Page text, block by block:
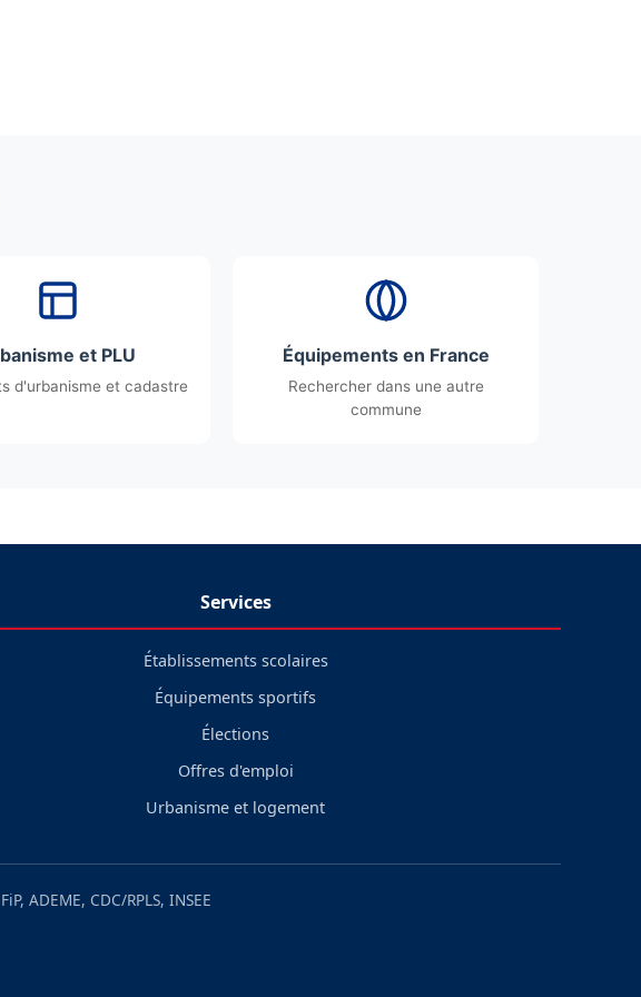
et PLU
d'urbanisme et cadastre
Équipements en France
Rechercher dans une autre
commune
Services
Établissements scolaires
Équipements sportifs
Élections
Offres d'emploi
Urbanisme et logement
ADEME, CDC/RPLS, INSEE